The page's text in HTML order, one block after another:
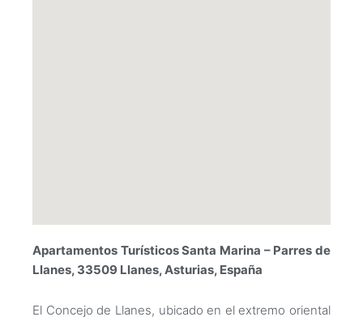
Apartamentos Turísticos Santa Marina – Parres de
Llanes, 33509 Llanes, Asturias, España
El Concejo de Llanes, ubicado en el extremo oriental